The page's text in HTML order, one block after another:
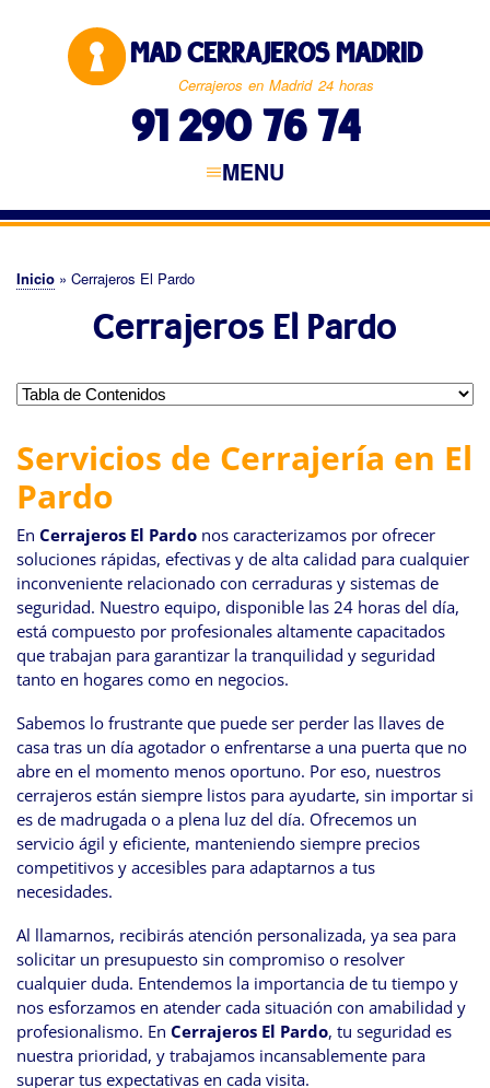
al
contenido
principal
MAD CERRAJEROS MADRID
Cerrajeros en Madrid 24 horas
91 290 76 74
principal
MENU
CERRAJEROS MADRID
MADRID CAPITAL
NORTE DE MADRID
ESTE DE MADRID
SUR DE MADRID
OESTE DE MADRID
Sobrescribir
enlaces
ayuda
la
navegación
Inicio Cerrajeros El Pardo
Cerrajeros El Pardo
Servicios de Cerrajería en El
Pardo
En Cerrajeros El Pardo nos caracterizamos por ofrecer
soluciones rápidas, efectivas y de alta calidad para cualquier
inconveniente relacionado con cerraduras y sistemas de
seguridad. Nuestro equipo, disponible las 24 horas del día,
está compuesto por profesionales altamente capacitados
que trabajan para garantizar la tranquilidad y seguridad
tanto en hogares como en negocios.
Sabemos lo frustrante que puede ser perder las llaves de
casa tras un día agotador o enfrentarse a una puerta que no
abre en el momento menos oportuno. Por eso, nuestros
cerrajeros están siempre listos para ayudarte, sin importar si
es de madrugada o a plena luz del día. Ofrecemos un
servicio ágil y eficiente, manteniendo siempre precios
competitivos y accesibles para adaptarnos a tus
necesidades.
Al llamarnos, recibirás atención personalizada, ya sea para
solicitar un presupuesto sin compromiso o resolver
cualquier duda. Entendemos la importancia de tu tiempo y
nos esforzamos en atender cada situación con amabilidad y
profesionalismo. En Cerrajeros El Pardo, tu seguridad es
nuestra prioridad, y trabajamos incansablemente para
superar tus expectativas en cada visita.